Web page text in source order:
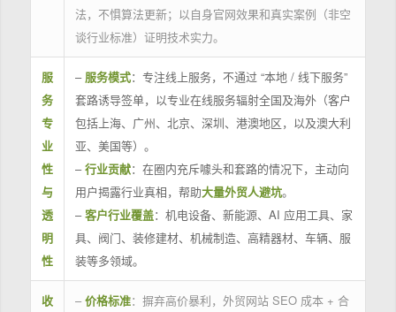
法，不惧算法更新；以自身官网效果和真实案例（非空
谈行业标准）证明技术实力。
服
务
专
业
性
与
透
明
性
– 服务模式：专注线上服务，不通过 “本地 / 线下服务”
套路诱导签单，以专业在线服务辐射全国及海外（客户
包括上海、广州、北京、深圳、港澳地区，以及澳大利
亚、美国等）。
–行业贡献：在圈内充斥噱头和套路的情况下，主动向
用户揭露行业真相，帮助大量外贸人避坑。
–客户行业覆盖：机电设备、新能源、AI 应用工具、家
具、阀门、装修建材、机械制造、高精器材、车辆、服
装等多领域。
收
– 价格标准：摒弃高价暴利，外贸网站 SEO 成本 + 合